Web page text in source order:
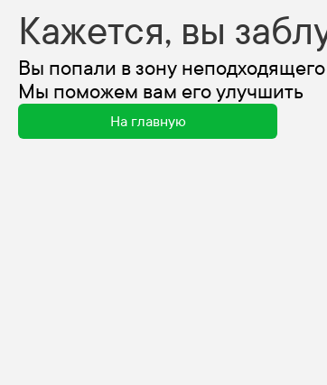
Кажется, вы
Вы попали в зону
Мы поможем вам его улучшить
На главную